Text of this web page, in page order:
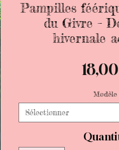
Pampilles
du Givre –
hivernale
Modèle
Sélectionner